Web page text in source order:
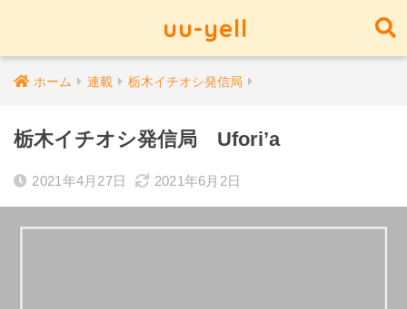
uu-yell
ホーム 連載 栃木イチオシ発信局
栃木イチオシ発信局 Ufori’a
2021年4月27日 2021年6月2日